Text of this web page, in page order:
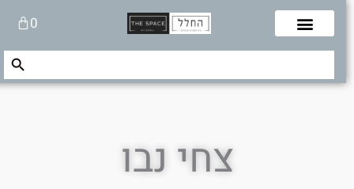
0עגלת
קניות
Search
Search Button
צחי נבו